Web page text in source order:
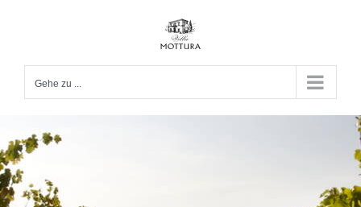
Gehe zu ...